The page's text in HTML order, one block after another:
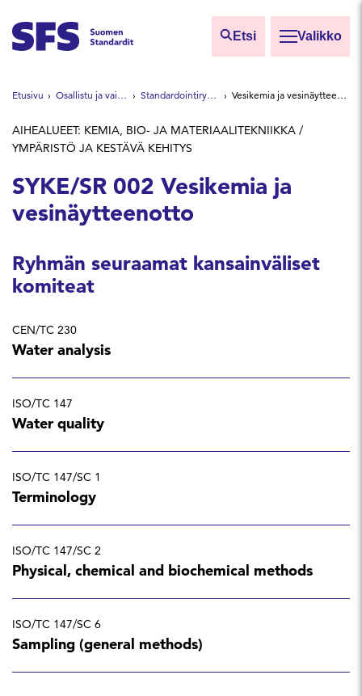
Etsi Valikko
Etsi sivuilta
Hae hakutermillä
Etusivu Osallistu ja vaikuta Standardointiryhmät Vesikemia ja vesinäytteenotto
AIHEALUEET: KEMIA, BIO- JA MATERIAALITEKNIIKKA /
YMPÄRISTÖ JA KESTÄVÄ KEHITYS
SYKE/SR 002 Vesikemia ja
vesinäytteenotto
Ryhmän seuraamat kansainväliset
komiteat
CEN/TC 230
Water analysis
ISO/TC 147
Water quality
ISO/TC 147/SC 1
Terminology
ISO/TC 147/SC 2
Physical, chemical and biochemical methods
ISO/TC 147/SC 6
Sampling (general methods)